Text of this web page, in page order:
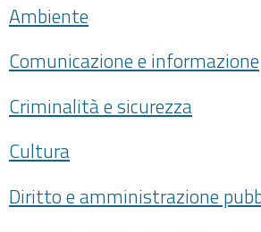
Ambiente
Comunicazione e informazione
Criminalità e sicurezza
Cultura
Diritto e amministrazione